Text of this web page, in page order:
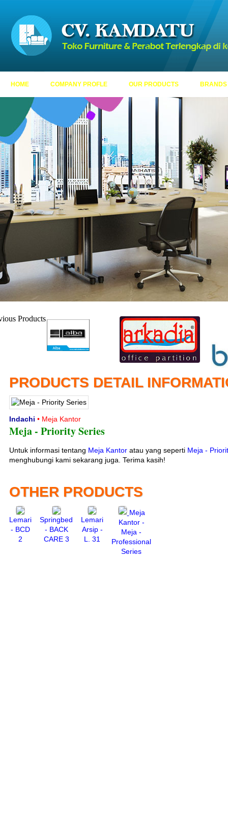
HOME COMPANY PROFLE OUR PRODUCTS BRANDS
PRODUCTS DETAIL
Indachi • Meja Kantor
Meja - Priority Series
Untuk informasi tentang Meja Kantor atau yang seperti Meja -
menghubungi kami sekarang juga. Terima kasih!
OTHER PRODUCTS
Lemari
- BCD
2
Springbed
- BACK
CARE 3
Lemari
Arsip -
L. 31
Meja
Kantor -
Meja -
Professional
Series